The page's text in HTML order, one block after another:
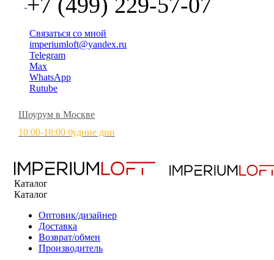
Связаться со мной
imperiumloft@yandex.ru
Telegram
Max
WhatsApp
Rutube
Шоурум в Москве
10:00-18:00 будние дни
Каталог
Каталог
Оптовик/дизайнер
Доставка
Возврат/обмен
Производитель